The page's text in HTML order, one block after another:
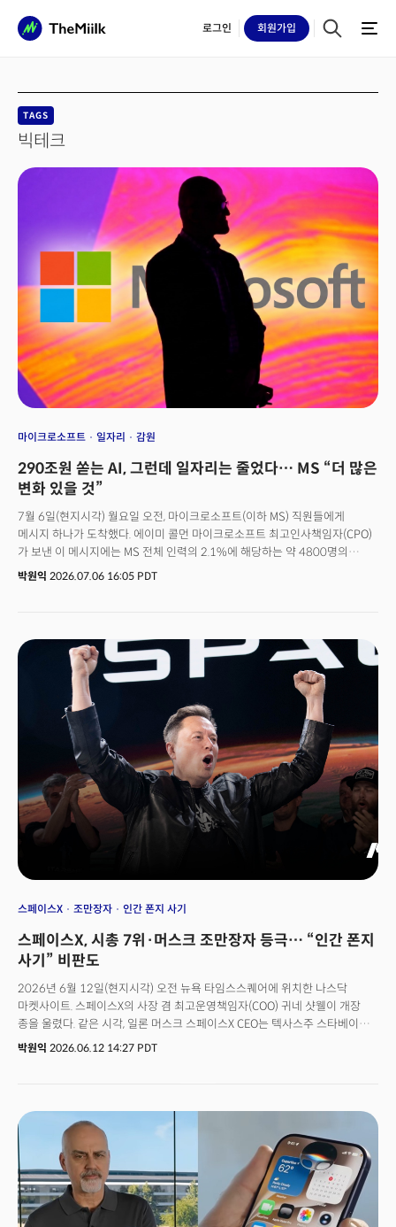
로그인 회원가입
TAGS
빅테크
마이크로소프트 일자리 감원
290조원 쏟는 AI, 그런데 일자리는 줄었다… MS “더 많은
변화 있을 것”
7월 6일(현지시각) 월요일 오전, 마이크로소프트(이하 MS) 직원들에게
메시지 하나가 도착했다. 에이미 콜먼 마이크로소프트 최고인사책임자(CPO)
가 보낸 이 메시지에는 MS 전체 인력의 2.1%에 해당하는 약 4800명의
일자리를 없앤다는 충격적 내용이 담겨 있었다. 콜먼 CPO는 이번 결정의
메시지를 통해 “엑스박스 역사상 가장 큰 규모의 구조조정을 시작한다”고
밝히며 향후 회계연도(FY27) 동안 약 3200명을 감축하기로 했다고 전했다.
감원 규모도 놀랍지만, 더 눈에 띄는 대목은 따로 있었다. 콜먼 CPO는 성명
말미에 “우리는 아직 이 여정의 초기 단계에 있으며 앞으로 더 많은 변화가
있을 것이다. 회사의 다른 부문들도 유사한 변화를 겪게 될 것”이라고 했다.
일회성 감원이 아니라 향후 추가 구조조정이 있을 수 있다고 암시한 것이다.
대부분 AI 데이터센터와 반도체 부분에 들어가는 올해 자본지출(capex)
규모를 1900억달러(약 290조6600억원)로 밝히며 역대 최대 규모의 AI
인프라 투자를 예고한 지 불과 두 달여 만에 벌어진 일이다. 인력 구조조정의
칼날은 적자에 시달려온 게임 사업부와 영업·컨설팅 조직을 향했다. 역대 최대
규모 AI 투자와 대규모 감원이 같은 회사에서 동시에 벌어지고 있는 것이다. 이
장면은 ‘AI로 인한 일자리 감소’라는 질문을 다시 한번 수면 위로 끌어올렸다.
박원익 2026.07.06 16:05 PDT
스페이스X 조만장자 인간 폰지 사기
스페이스X, 시총 7위·머스크 조만장자 등극… “인간 폰지
사기” 비판도
2026년 6월 12일(현지시각) 오전 뉴욕 타임스스퀘어에 위치한 나스닥
마켓사이트. 스페이스X의 사장 겸 최고운영책임자(COO) 귀네 샷웰이 개장
종을 울렸다. 같은 시각, 일론 머스크 스페이스X CEO는 텍사스주 스타베이스
본사에서 화상으로 연결해 이 역사적 장면을 지켜봤다.머스크는 화상
새로운 회사가 없다면 결코 진정한 우주 문명을 이룰 수 없을 것으로
생각했다는 것이다. 그는 “다른 항공우주 기업들도 훌륭한 로켓을 만들지만,
공상과학의 미래를 현실로 만들기 위해 필요한 기술을 추구하지 않았다”며
“바로 그게 스페이스X의 존재 이유다. 공상과학에서 ‘공상’을 빼고 모두를 위한
흥미롭고 영감을 주는 미래를 창조하는 것”이라고 강조했다. 머스크 CEO는
이어 “우리는 달, 화성, 태양계, 언젠가는 태양계를 넘어 더 먼 곳으로 가고 싶어
하는 분이라면 누구든지 그곳으로 모셔다 드리고 싶다”며 “소수의
박원익 2026.06.12 14:27 PDT